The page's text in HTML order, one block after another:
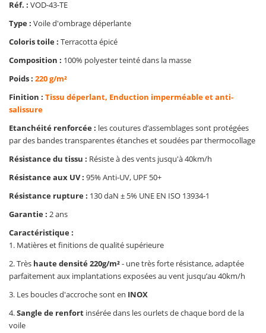
Réf. : VOD-43-TE
Type : Voile d'ombrage déperlante
Coloris toile : Terracotta épicé
Composition : 100% polyester teinté dans la masse
Poids : 220 g/m²
Finition : Tissu déperlant, Enduction imperméable et anti-
salissure
Etanchéité renforcée : les coutures d’assemblages sont protégées
par des bandes transparentes étanches et soudées par thermocollage
Résistance du tissu : Résiste à des vents jusqu'à 40km/h
Résistance aux UV : 95% Anti-UV, UPF 50+
Résistance rupture : 130 daN ± 5% UNE EN ISO 13934-1
Garantie : 2 ans
Caractéristique :
1. Matières et finitions de qualité supérieure
2. Très haute densité 220g/m²- une très forte résistance, adaptée
parfaitement aux implantations exposées au vent jusqu’au 40km/h
3. Les boucles d'accroche sont en INOX
4.Sangle de renfort insérée dans les ourlets de chaque bord de la
voile